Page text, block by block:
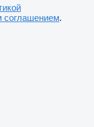
соглашением.